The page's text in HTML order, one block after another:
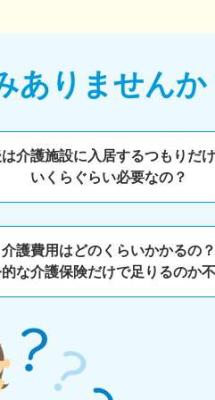
ありませんか
介護施設に入居するつもりだけ
いくらぐらい必要なの？
介護費用はどのくらいかかるの？
な介護保険だけで足りるのか